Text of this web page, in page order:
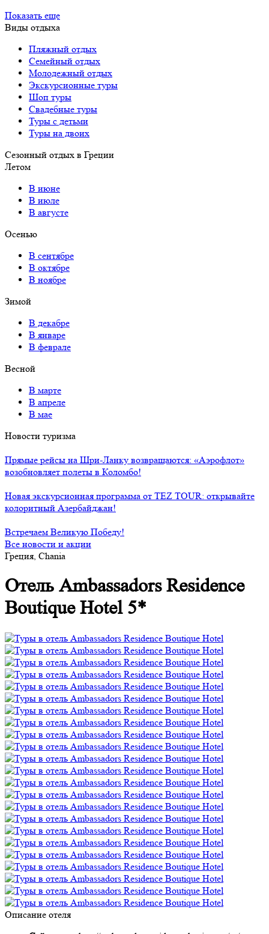
Показать еще
Виды отдыха
Пляжный отдых
Семейный отдых
Молодежный отдых
Экскурсионные туры
Шоп туры
Свадебные туры
Туры с детьми
Туры на двоих
Сезонный отдых в Греции
Летом
В июне
В июле
В августе
Осенью
В сентябре
В октябре
В ноябре
Зимой
В декабре
В январе
В феврале
Весной
В марте
В апреле
В мае
Новости туризма
Прямые рейсы на Шри-Ланку возвращаются: «Аэрофлот»
возобновляет полеты в Коломбо!
Новая экскурсионная программа от TEZ TOUR: открывайте
колоритный Азербайджан!
Встречаем Великую Победу!
Все новости и акции
Греция, Chania
Отель Ambassadors Residence
Boutique Hotel 5*
Описание отеля